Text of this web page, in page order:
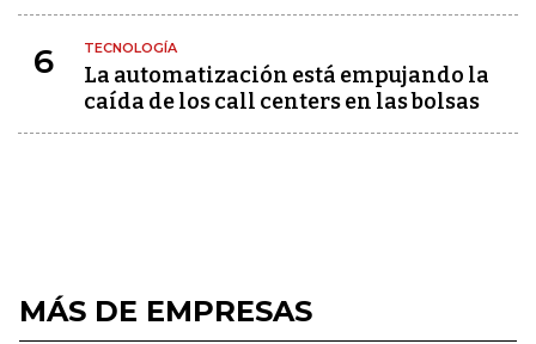
6 TECNOLOGÍA
La automatización está empujando la
caída de los call centers en las bolsas
MÁS DE EMPRESAS